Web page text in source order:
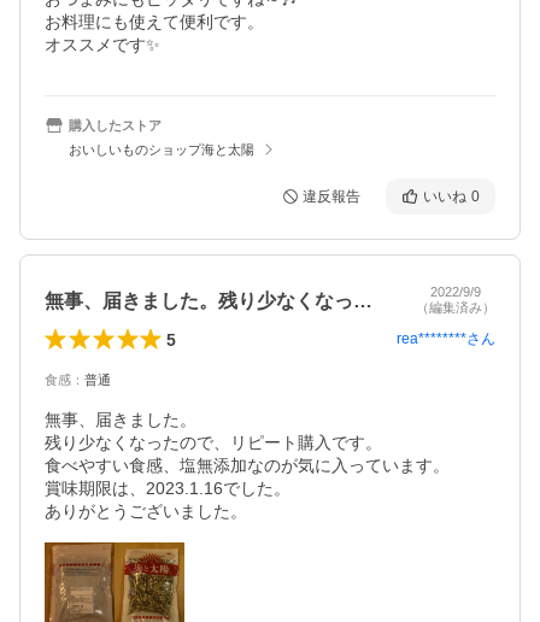
お料理にも使えて便利です。
オススメです✨
購入したストア
おいしいものショップ海と太陽
違反報告 いいね 0
無事、届きました。残り少なくなったので…
2022/9/9
（編集済み）
5 rea********さん
食感 ： 普通
無事、届きました。
残り少なくなったので、リピート購入です。
食べやすい食感、塩無添加なのが気に入っています。
賞味期限は、2023.1.16でした。